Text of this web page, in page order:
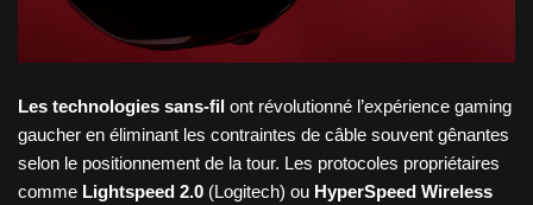
Les technologies sans-fil ont révolutionné l’expérience gaming
gaucher en éliminant les contraintes de câble souvent gênantes
selon le positionnement de la tour. Les protocoles propriétaires
comme Lightspeed 2.0 (Logitech) ou HyperSpeed Wireless